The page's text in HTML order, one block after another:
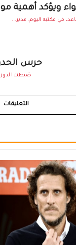
ويؤكد أهمية
في مكتبه اليوم، مدير...
حرس
ضبطت
التعليقات